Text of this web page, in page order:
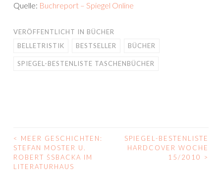
Quelle: Buchreport – Spiegel Online
VERÖFFENTLICHT IN BÜCHER
BELLETRISTIK
BESTSELLER BÜCHER
SPIEGEL-BESTENLISTE TASCHENBÜCHER
BEITRAGS-
NAVIGATION
<
MEER GESCHICHTEN:
STEFAN MOSTER U.
ROBERT ŠSBACKA IM
LITERATURHAUS
SPIEGEL-BESTENLISTE
HARDCOVER WOCHE
15/2010
>